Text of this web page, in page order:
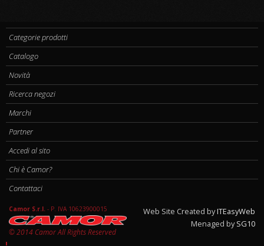
Categorie prodotti
Catalogo
Novità
Ricerca negozi
Marchi
Partner
Accedi al sito
Chi è Camor?
Contattaci
Camor S.r.l. - P. IVA 10623900015
© 2014 Camor All Rights Reserved
Web Site Created byITEasyWeb
Menaged bySG10